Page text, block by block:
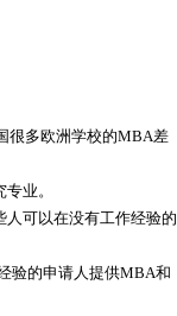
很多欧洲学校的MBA差
业。
可以在没有工作经验的
验的申请人提供MBA和